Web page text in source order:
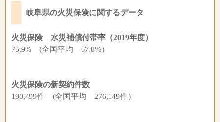
岐阜県の火災保険に関するデータ
火災保険 水災補償付帯率（2019年度）
75.9% (全国平均 67.8%）
火災保険の新契約件数
190,499件 (全国平均 276,149件）